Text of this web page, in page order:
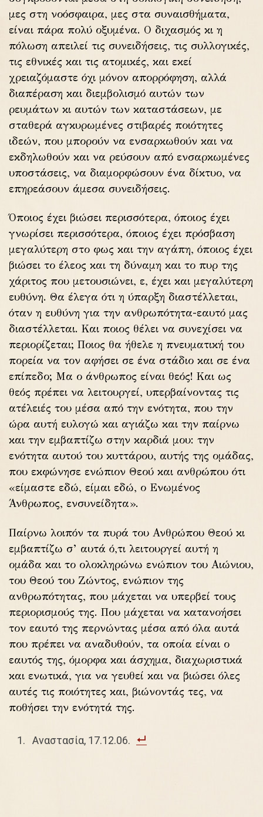
μες στη νοόσφαιρα, μες στα συναισθήματα,
είναι πάρα πολύ οξυμένα. Ο διχασμός κι η
πόλωση απειλεί τις συνειδήσεις, τις συλλογικές,
τις εθνικές και τις ατομικές, και εκεί
χρειαζόμαστε όχι μόνον απορρόφηση, αλλά
διαπέραση και διεμβολισμό αυτών των
ρευμάτων κι αυτών των καταστάσεων, με
σταθερά αγκυρωμένες στιβαρές ποιότητες
ιδεών, που μπορούν να ενσαρκωθούν και να
εκδηλωθούν και να ρεύσουν από ενσαρκωμένες
υποστάσεις, να διαμορφώσουν ένα δίκτυο, να
επηρεάσουν άμεσα συνειδήσεις.
Όποιος έχει βιώσει περισσότερα, όποιος έχει
γνωρίσει περισσότερα, όποιος έχει πρόσβαση
μεγαλύτερη στο φως και την αγάπη, όποιος έχει
βιώσει το έλεος και τη δύναμη και το πυρ της
χάριτος που μετουσιώνει, ε, έχει και μεγαλύτερη
ευθύνη. Θα έλεγα ότι η ύπαρξη διαστέλλεται,
όταν η ευθύνη για την ανθρωπότητα-εαυτό μας
διαστέλλεται. Και ποιος θέλει να συνεχίσει να
περιορίζεται; Ποιος θα ήθελε η πνευματική του
πορεία να τον αφήσει σε ένα στάδιο και σε ένα
επίπεδο; Μα ο άνθρωπος είναι θεός! Και ως
θεός πρέπει να λειτουργεί, υπερβαίνοντας τις
ατέλειές του μέσα από την ενότητα, που την
ώρα αυτή ευλογώ και αγιάζω και την παίρνω
και την εμβαπτίζω στην καρδιά μου: την
ενότητα αυτού του κυττάρου, αυτής της ομάδας,
που εκφώνησε ενώπιον Θεού και ανθρώπου ότι
«είμαστε εδώ, είμαι εδώ, ο Ενωμένος
Άνθρωπος, ενσυνείδητα».
Παίρνω λοιπόν τα πυρά του Ανθρώπου Θεού κι
εμβαπτίζω σ’ αυτά ό,τι λειτουργεί αυτή η
ομάδα και το ολοκληρώνω ενώπιον του Αιώνιου,
του Θεού του Ζώντος, ενώπιον της
ανθρωπότητας, που μάχεται να υπερβεί τους
περιορισμούς της. Που μάχεται να κατανοήσει
τον εαυτό της περνώντας μέσα από όλα αυτά
που πρέπει να αναδυθούν, τα οποία είναι ο
εαυτός της, όμορφα και άσχημα, διαχωριστικά
και ενωτικά, για να γευθεί και να βιώσει όλες
αυτές τις ποιότητες και, βιώνοντάς τες, να
ποθήσει την ενότητά της.
Αναστασία, 17.12.06.